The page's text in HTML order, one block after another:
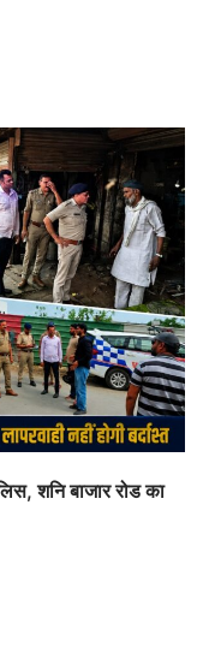
शनि बाजार रोड का